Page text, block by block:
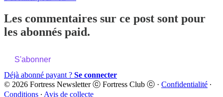
Les commentaires sur ce post sont pour
les abonnés paid.
S'abonner
Déjà abonné payant ? Se connecter
© 2026 Fortress Newsletter ⓒ Fortress Club ⓒ · Confidentialité ∙
Conditions ∙ Avis de collecte